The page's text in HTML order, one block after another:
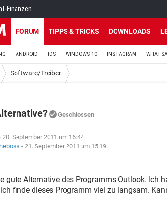
Finanzen
FORUM TIPPS & TRICKS DOWNLOADS
ANDROID IOS WINDOWS 10 INSTAGRAM
Software/Treiber
Geschlossen
20. September 2011 um 16:44
- 21. September 2011 um 15:19
gute Alternative des Programms Outlook. Ich
finde dieses Programm viel zu langsam.